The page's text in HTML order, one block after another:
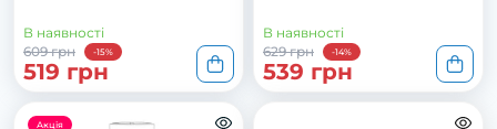
В наявності
609 грн
-15%
519 грн
В наявності
629 грн
-14%
539 грн
Акція